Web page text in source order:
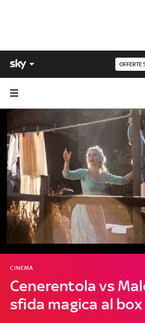
OFFERTE
Cenerentola vs
sfida magica al
CINEMA